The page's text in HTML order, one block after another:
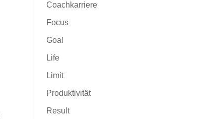
Coachkarriere
Focus
Goal
Life
Limit
Produktivität
Result